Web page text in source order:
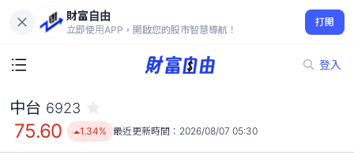
財富自由
立即使用APP，開啟您的股市智慧導航！
打開
登入
75.60
1.34%
中台 6923
75.60 1.34% 最近更新時間： 2026/08/07 05:30